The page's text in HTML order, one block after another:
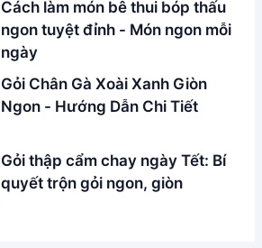
Cách làm món bê thui bóp thấu
ngon tuyệt đỉnh - Món ngon mỗi
ngày
Gỏi Chân Gà Xoài Xanh Giòn
Ngon - Hướng Dẫn Chi Tiết
Gỏi thập cẩm chay ngày Tết: Bí
quyết trộn gỏi ngon, giòn